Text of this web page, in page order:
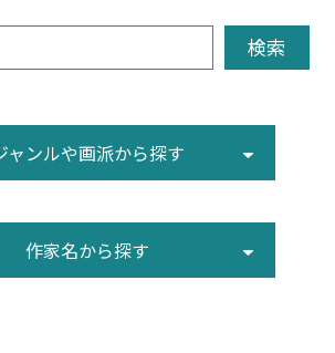
ャンルや画派から探す
作家名から探す